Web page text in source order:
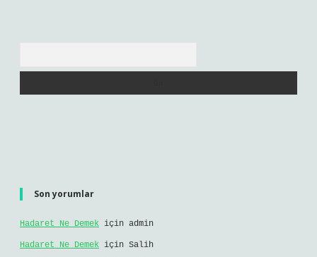
Son yorumlar
Hadaret Ne Demek için admin
Hadaret Ne Demek için Salih